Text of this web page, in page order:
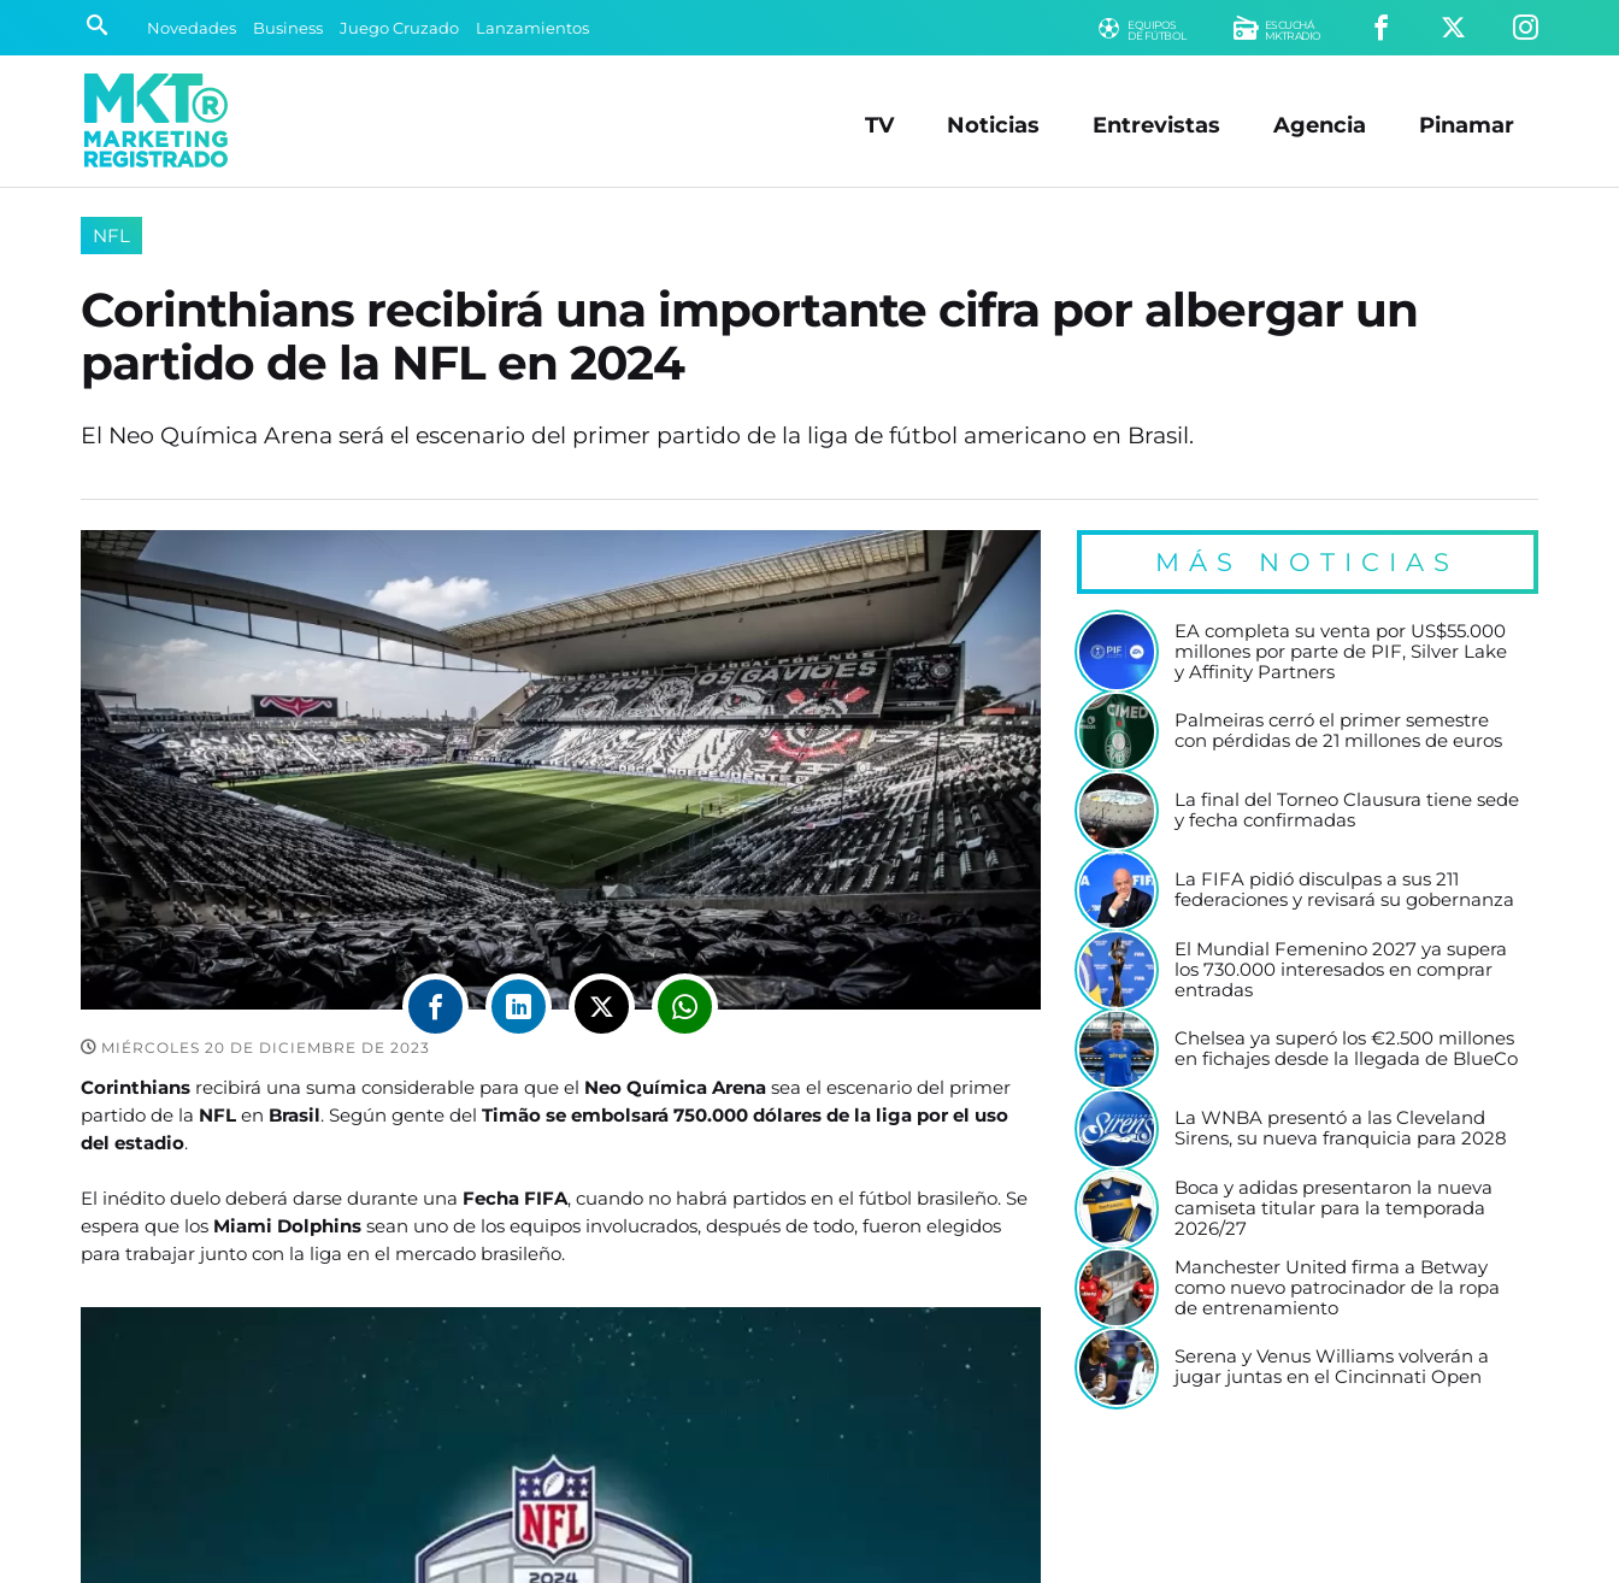
Novedades Business Juego Cruzado Lanzamientos
EQUIPOS
DE FÚTBOL
ESCUCHÁ
MKTRADIO
TV Noticias Entrevistas Agencia Pinamar
NFL
Corinthians recibirá una importante cifra por albergar un
partido de la NFL en 2024
El Neo Química Arena será el escenario del primer partido de la liga de fútbol americano en Brasil.
MIÉRCOLES 20 DE DICIEMBRE DE 2023
Corinthians recibirá una suma considerable para que el Neo Química Arena sea el escenario del primer
partido de la NFLen Brasil. Según gente delTimão se embolsará 750.000 dólares de la liga por el uso
del estadio.
El inédito duelo deberá darse durante una Fecha FIFA, cuando no habrá partidos en el fútbol brasileño. Se
espera que los Miami Dolphinssean uno de los equipos involucrados, después de todo, fueron elegidos
para trabajar junto con la liga en el mercado brasileño.
MÁS NOTICIAS
EA completa su venta por US$55.000
millones por parte de PIF, Silver Lake
y Affinity Partners
Palmeiras cerró el primer semestre
con pérdidas de 21 millones de euros
La final del Torneo Clausura tiene sede
y fecha confirmadas
La FIFA pidió disculpas a sus 211
federaciones y revisará su gobernanza
El Mundial Femenino 2027 ya supera
los 730.000 interesados en comprar
entradas
Chelsea ya superó los €2.500 millones
en fichajes desde la llegada de BlueCo
La WNBA presentó a las Cleveland
Sirens, su nueva franquicia para 2028
Boca y adidas presentaron la nueva
camiseta titular para la temporada
2026/27
Manchester United firma a Betway
como nuevo patrocinador de la ropa
de entrenamiento
Serena y Venus Williams volverán a
jugar juntas en el Cincinnati Open